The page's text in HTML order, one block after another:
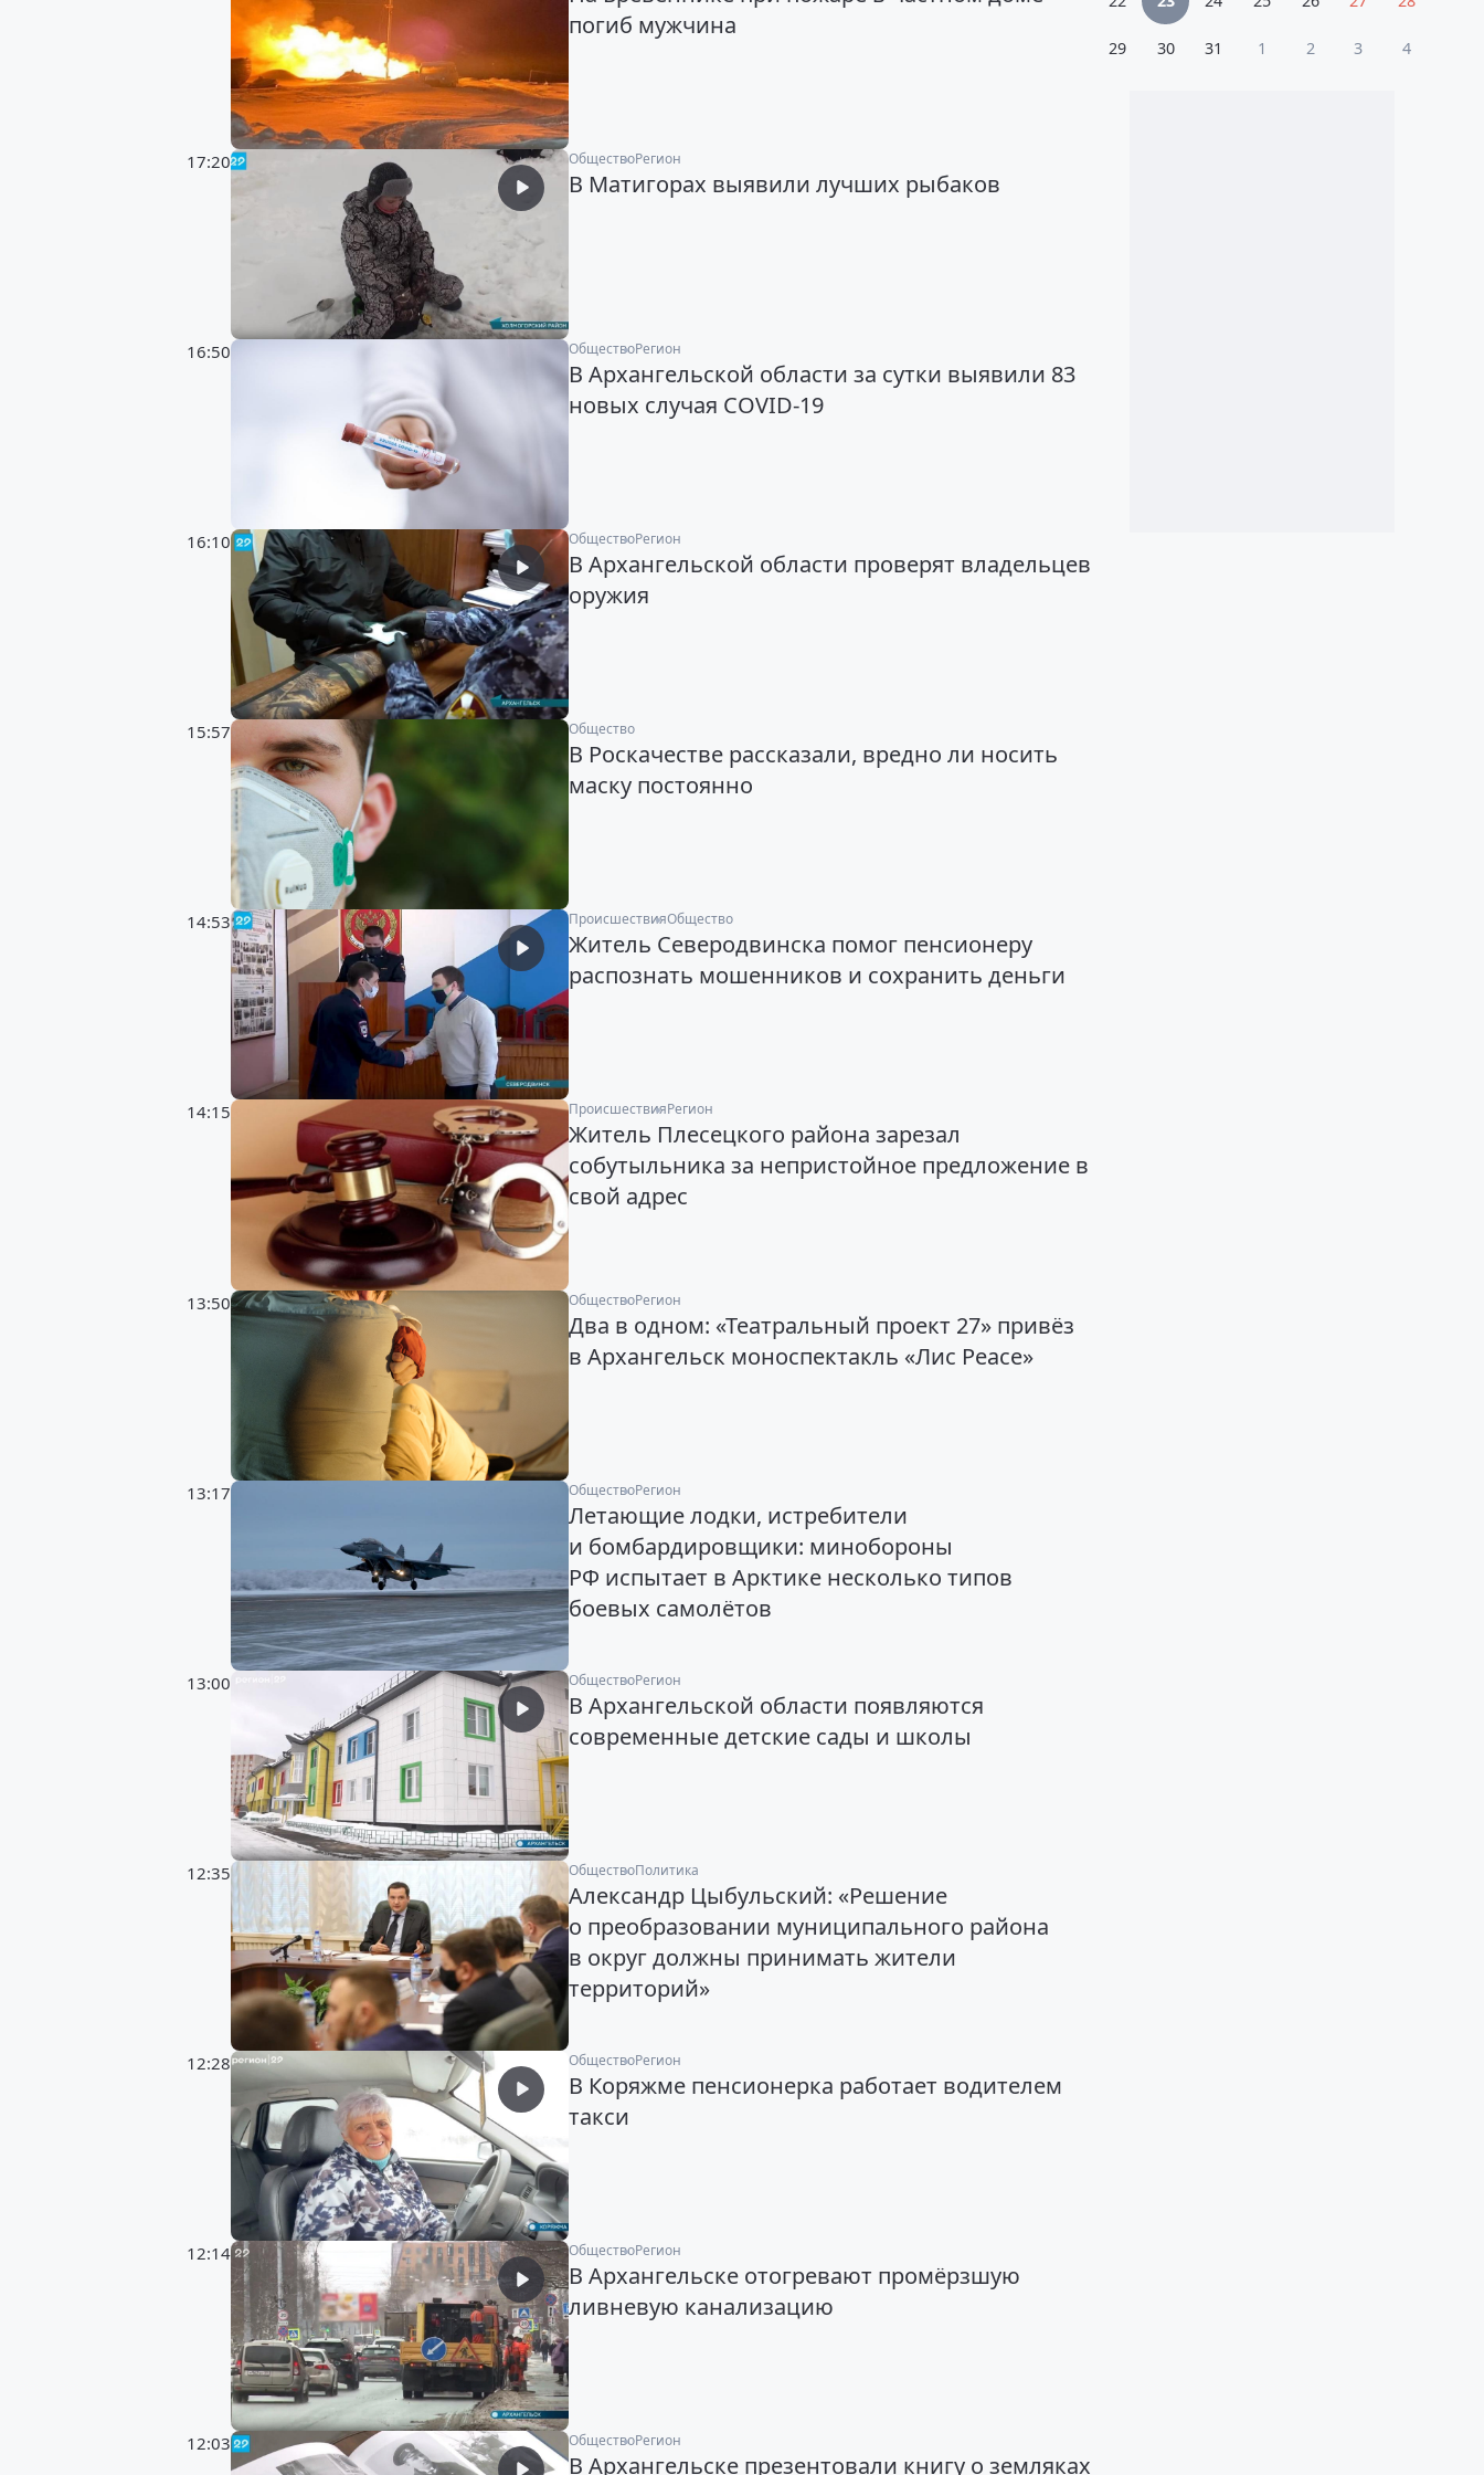
погиб мужчина
17:20 ОбществоРегион
В Матигорах выявили лучших рыбаков
16:50 ОбществоРегион
В Архангельской области за сутки выявили 83
новых случая COVID-19
16:10 ОбществоРегион
В Архангельской области проверят владельцев
оружия
15:57 Общество
В Роскачестве рассказали, вредно ли носить
маску постоянно
14:53 ПроисшествияОбщество
Житель Северодвинска помог пенсионеру
распознать мошенников и сохранить деньги
14:15 ПроисшествияРегион
Житель Плесецкого района зарезал
собутыльника за непристойное предложение в
свой адрес
13:50 ОбществоРегион
Два в одном: «Театральный проект 27» привёз
в Архангельск моноспектакль «Лис Peace»
13:17 ОбществоРегион
Летающие лодки, истребители
и бомбардировщики: минобороны
РФ испытает в Арктике несколько типов
боевых самолётов
13:00 ОбществоРегион
В Архангельской области появляются
современные детские сады и школы
12:35 ОбществоПолитика
Александр Цыбульский: «Решение
о преобразовании муниципального района
в округ должны принимать жители
территорий»
12:28 ОбществоРегион
В Коряжме пенсионерка работает водителем
такси
12:14 ОбществоРегион
В Архангельске отогревают промёрзшую
ливневую канализацию
12:03 ОбществоРегион
В Архангельске презентовали книгу о земляках
29 30 31 1 2 3 4